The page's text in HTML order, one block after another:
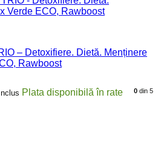
– Detoxifiere. Dietă. Menținere
Rawboost
0 din 5